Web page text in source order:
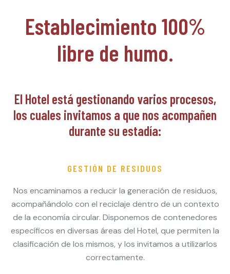
Establecimiento 100%
libre de humo.
El Hotel está gestionando varios procesos,
los cuales invitamos a que nos acompañen
durante su estadía:
GESTIÓN DE RESIDUOS
Nos encaminamos a reducir la generación de residuos,
acompañándolo con el reciclaje dentro de un contexto
de la economía circular. Disponemos de contenedores
específicos en diversas áreas del Hotel, que permiten la
clasificación de los mismos, y los invitamos a utilizarlos
correctamente.